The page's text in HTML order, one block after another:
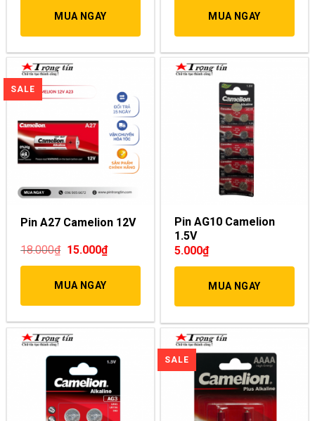
MUA NGAY MUA NGAY
Pin A27 Camelion 12V
18.000₫ 15.000₫
MUA NGAY
Pin AG10 Camelion
1.5V
5.000₫
MUA NGAY